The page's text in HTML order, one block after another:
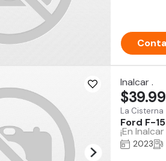
Inalcar .
La Cisterna
Ford F-
¡En
2023